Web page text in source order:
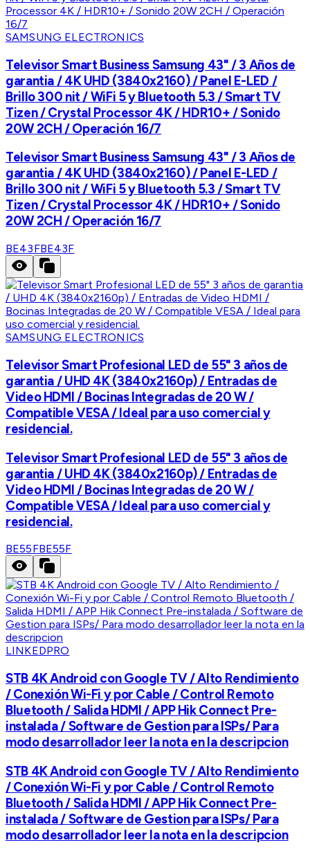
SAMSUNG ELECTRONICS
Televisor Smart Business Samsung 43" / 3 Años de
garantia / 4K UHD (3840x2160) / Panel E-LED /
Brillo 300 nit / WiFi 5 y Bluetooth 5.3 / Smart TV
Tizen / Crystal Processor 4K / HDR10+ / Sonido
20W 2CH / Operación 16/7
Televisor Smart Business Samsung 43" / 3 Años de
garantia / 4K UHD (3840x2160) / Panel E-LED /
Brillo 300 nit / WiFi 5 y Bluetooth 5.3 / Smart TV
Tizen / Crystal Processor 4K / HDR10+ / Sonido
20W 2CH / Operación 16/7
BE43FBE43F
SAMSUNG ELECTRONICS
Televisor Smart Profesional LED de 55" 3 años de
garantia / UHD 4K (3840x2160p) / Entradas de
Video HDMI / Bocinas Integradas de 20 W /
Compatible VESA / Ideal para uso comercial y
residencial.
Televisor Smart Profesional LED de 55" 3 años de
garantia / UHD 4K (3840x2160p) / Entradas de
Video HDMI / Bocinas Integradas de 20 W /
Compatible VESA / Ideal para uso comercial y
residencial.
BE55FBE55F
LINKEDPRO
STB 4K Android con Google TV / Alto Rendimiento
/ Conexión Wi-Fi y por Cable / Control Remoto
Bluetooth / Salida HDMI / APP Hik Connect Pre-
instalada / Software de Gestion para ISPs/ Para
modo desarrollador leer la nota en la descripcion
STB 4K Android con Google TV / Alto Rendimiento
/ Conexión Wi-Fi y por Cable / Control Remoto
Bluetooth / Salida HDMI / APP Hik Connect Pre-
instalada / Software de Gestion para ISPs/ Para
modo desarrollador leer la nota en la descripcion